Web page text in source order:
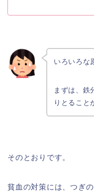
いろいろな
まずは、鉄
りとること
そのとおりです。
貧血の対策には、つぎ